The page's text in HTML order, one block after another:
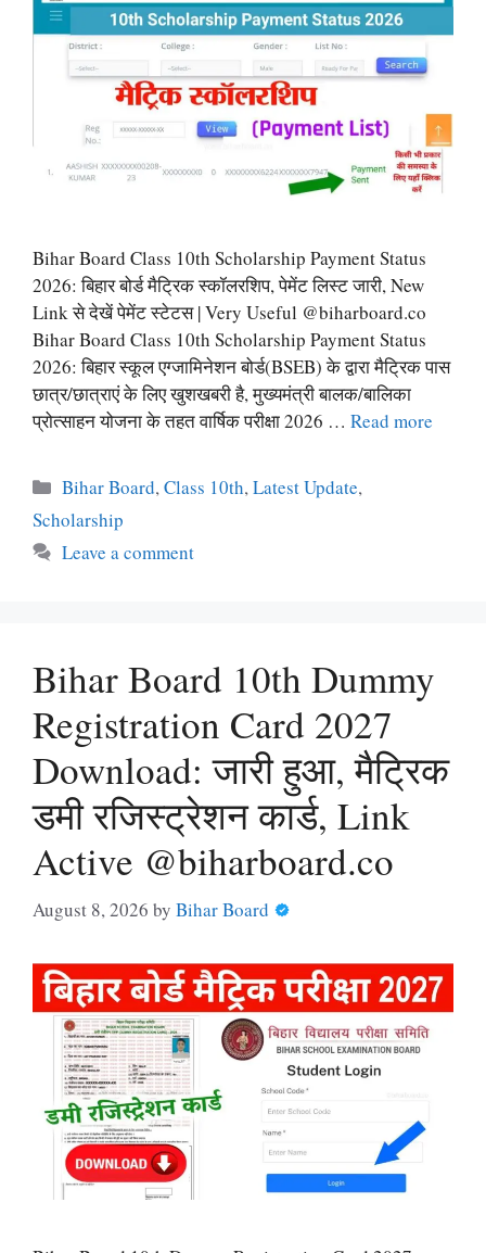
Bihar Board Class 10th Scholarship Payment Status
2026: बिहार बोर्ड मैट्रिक स्कॉलरशिप, पेमेंट लिस्ट जारी, New
Link से देखें पेमेंट स्टेटस | Very Useful @biharboard.co
Bihar Board Class 10th Scholarship Payment Status
2026: बिहार स्कूल एग्जामिनेशन बोर्ड(BSEB) के द्वारा मैट्रिक पास
छात्र/छात्राएं के लिए खुशखबरी है, मुख्यमंत्री बालक/बालिका
प्रोत्साहन योजना के तहत वार्षिक परीक्षा 2026 … Read more
Categories
Bihar Board,Class 10th,Latest Update,
Scholarship
Leave a comment
Bihar Board 10th Dummy
Registration Card 2027
Download: जारी हुआ, मैट्रिक
डमी रजिस्ट्रेशन कार्ड, Link
Active @biharboard.co
August 8, 2026 by Bihar Board